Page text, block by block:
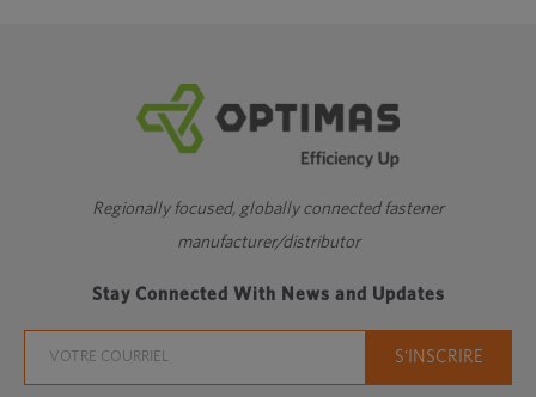
Regionally focused, globally connected fastener
manufacturer/distributor
Stay Connected With News and Updates